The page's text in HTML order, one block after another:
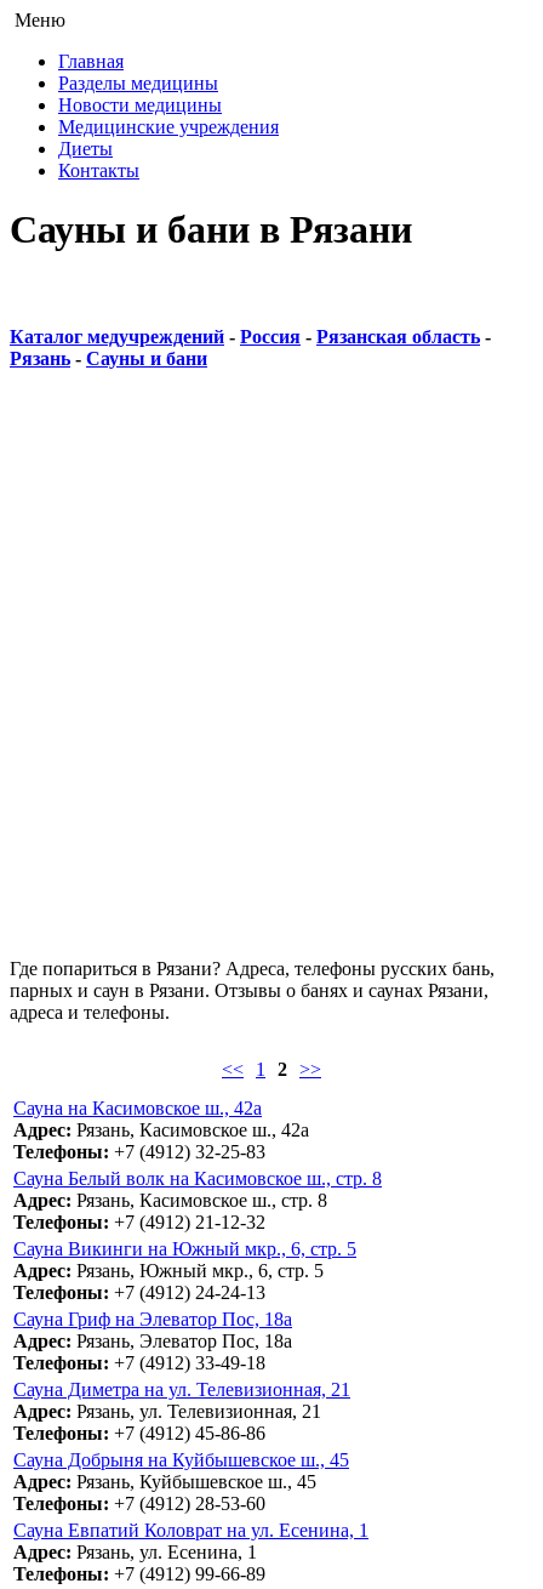
Меню
Главная
Разделы медицины
Новости медицины
Медицинские учреждения
Диеты
Контакты
Сауны и бани в Рязани
Каталог медучреждений - Россия - Рязанская область -
Рязань - Сауны и бани
Где попариться в Рязани? Адреса, телефоны русских бань,
парных и саун в Рязани. Отзывы о банях и саунах Рязани,
адреса и телефоны.
<< 1 2 >>
Сауна на Касимовское ш., 42а
Адрес: Рязань, Касимовское ш., 42а
Телефоны: +7 (4912) 32-25-83
Сауна Белый волк на Касимовское ш., стр. 8
Адрес: Рязань, Касимовское ш., стр. 8
Телефоны: +7 (4912) 21-12-32
Сауна Викинги на Южный мкр., 6, стр. 5
Адрес: Рязань, Южный мкр., 6, стр. 5
Телефоны: +7 (4912) 24-24-13
Сауна Гриф на Элеватор Пос, 18а
Адрес: Рязань, Элеватор Пос, 18а
Телефоны: +7 (4912) 33-49-18
Сауна Диметра на ул. Телевизионная, 21
Адрес: Рязань, ул. Телевизионная, 21
Телефоны: +7 (4912) 45-86-86
Сауна Добрыня на Куйбышевское ш., 45
Адрес: Рязань, Куйбышевское ш., 45
Телефоны: +7 (4912) 28-53-60
Сауна Евпатий Коловрат на ул. Есенина, 1
Адрес: Рязань, ул. Есенина, 1
Телефоны: +7 (4912) 99-66-89